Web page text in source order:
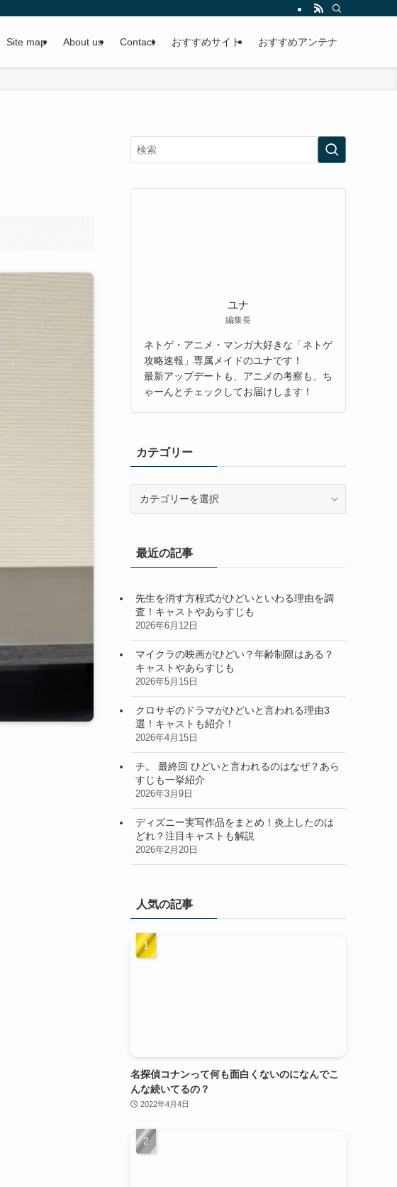
Site map About us Contact おすすめサイト おすすめアンテナ
ユナ
編集長
ネトゲ・アニメ・マンガ大好きな「ネトゲ
攻略速報」専属メイドのユナです！
最新アップデートも、アニメの考察も、ち
ゃーんとチェックしてお届けします！
カテゴリー
ー最近の記事
先生を消す方程式がひどいといわる理由を調
査！キャストやあらすじも
2026年6月12日
マイクラの映画がひどい？年齢制限はある？
キャストやあらすじも
2026年5月15日
クロサギのドラマがひどいと言われる理由3
選！キャストも紹介！
2026年4月15日
チ。 最終回 ひどいと言われるのはなぜ？あら
すじも一挙紹介
2026年3月9日
ディズニー実写作品をまとめ！炎上したのは
どれ？注目キャストも解説
2026年2月20日
人気の記事
名探偵コナンって何も面白くないのになんでこ
んな続いてるの？
2022年4月4日